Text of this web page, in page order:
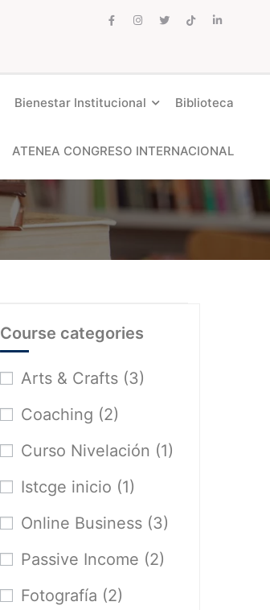
Bienestar Institucional Biblioteca
ATENEA CONGRESO INTERNACIONAL
Course categories
Arts & Crafts (3)
Coaching (2)
Curso Nivelación (1)
Istcge inicio (1)
Online Business (3)
Passive Income (2)
Fotografía (2)